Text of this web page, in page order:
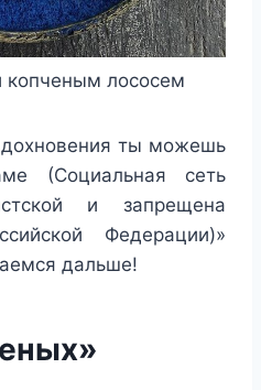
копченым лососем
ты можешь
(Социальная сеть
и запрещена
Федерации)»
дальше!